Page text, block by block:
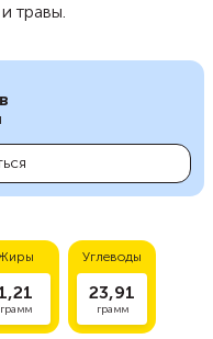
травы.
1,21
грамм
Углеводы
23,91
грамм